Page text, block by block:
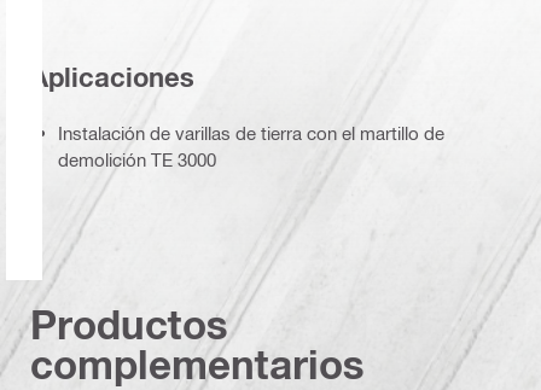
Aplicaciones
Instalación de varillas de tierra con el martillo de
demolición TE 3000
Productos
complementarios